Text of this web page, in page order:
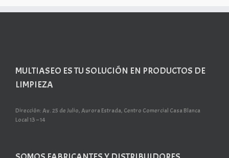
MULTIASEO ES TU SOLUCIÓN EN PRODUCTOS DE
LIMPIEZA
Dirección: Av. 25 de Julio, Aurora Estrada, Centro Comercial Casa Blanca
Local 13 – 14